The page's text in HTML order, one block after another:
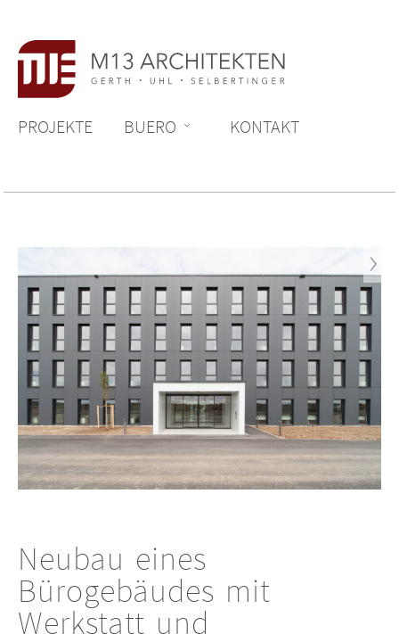
PROJEKTE BUERO KONTAKT
Next
Neubau eines
Bürogebäudes mit
Werkstatt und